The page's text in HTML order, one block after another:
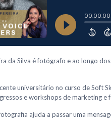
da Silva é fotógrafo e ao longo
universitário no curso de Soft
e workshops de marketing
ajuda a passar uma